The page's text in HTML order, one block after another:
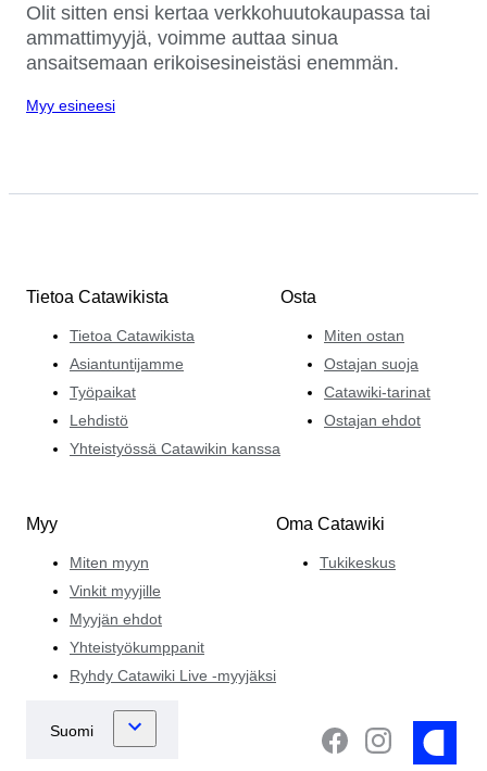
Olit sitten ensi kertaa verkkohuutokaupassa tai
ammattimyyjä, voimme auttaa sinua
ansaitsemaan erikoisesineistäsi enemmän.
Myy esineesi
Tietoa Catawikista
Tietoa Catawikista
Asiantuntijamme
Työpaikat
Lehdistö
Yhteistyössä Catawikin kanssa
Osta
Miten ostan
Ostajan suoja
Catawiki-tarinat
Ostajan ehdot
Myy
Miten myyn
Vinkit myyjille
Myyjän ehdot
Yhteistyökumppanit
Ryhdy Catawiki Live -myyjäksi
Oma Catawiki
Tukikeskus